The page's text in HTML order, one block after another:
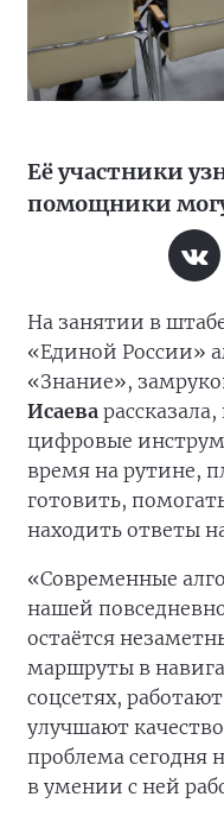
Её участники
помощники
На занятии в
«Единой России»
«Знание»,
Исаева
цифровые
время на рутине,
готовить,
находить ответы
«Современные
нашей
остаётся
маршруты в
соцсетях,
улучшают
проблема сегодня
в умении с ней